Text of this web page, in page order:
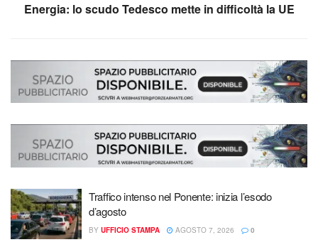
Energia: lo scudo Tedesco mette in difficoltà la UE
Traffico intenso nel Ponente: inizia l’esodo
d’agosto
BY UFFICIO STAMPA AGOSTO 7, 2026 0